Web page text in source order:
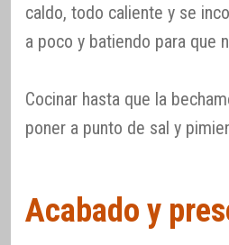
caldo, todo caliente y se
a poco y batiendo para que
Cocinar hasta que la
poner a punto de sal y
Acabado y